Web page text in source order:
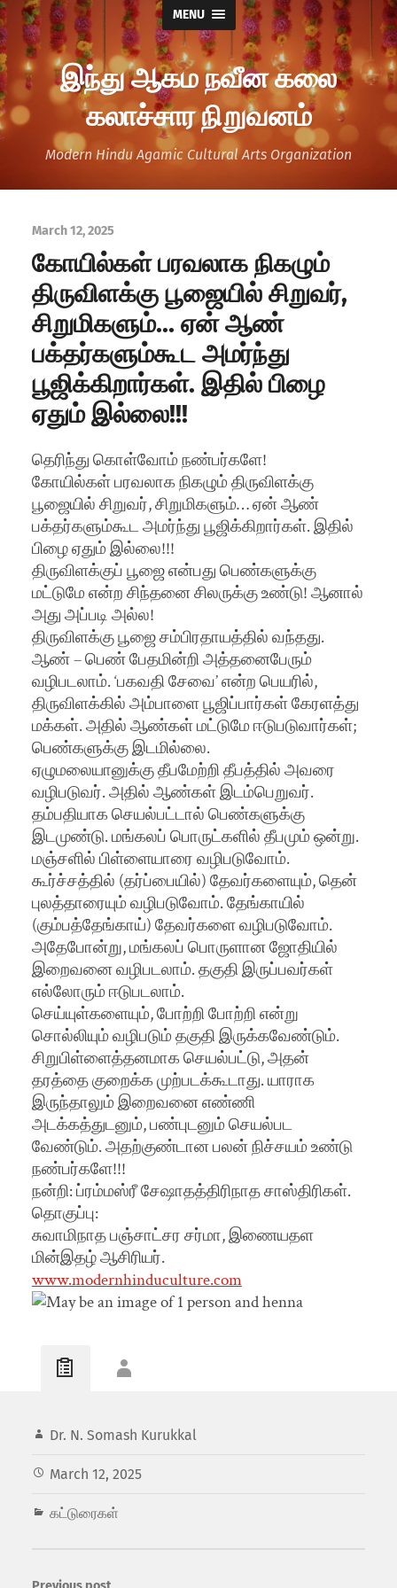
MENU
இந்து ஆகம நவீன கலை
கலாச்சார நிறுவனம்
Modern Hindu Agamic Cultural Arts Organization
March 12, 2025
கோயில்கள் பரவலாக நிகழும்
திருவிளக்கு பூஜையில் சிறுவர்,
சிறுமிகளும்… ஏன் ஆண்
பக்தர்களும்கூட அமர்ந்து
பூஜிக்கிறார்கள். இதில் பிழை
ஏதும் இல்லை!!!
தெரிந்து கொள்வோம் நண்பர்களே!
கோயில்கள் பரவலாக நிகழும் திருவிளக்கு
பூஜையில் சிறுவர், சிறுமிகளும்… ஏன் ஆண்
பக்தர்களும்கூட அமர்ந்து பூஜிக்கிறார்கள். இதில்
பிழை ஏதும் இல்லை!!!
திருவிளக்குப் பூஜை என்பது பெண்களுக்கு
மட்டுமே என்ற சிந்தனை சிலருக்கு உண்டு! ஆனால்
அது அப்படி அல்ல!
திருவிளக்கு பூஜை சம்பிரதாயத்தில் வந்தது.
ஆண் – பெண் பேதமின்றி அத்தனைபேரும்
வழிபடலாம். ‘பகவதி சேவை’ என்ற பெயரில்,
திருவிளக்கில் அம்பாளை பூஜிப்பார்கள் கேரளத்து
மக்கள். அதில் ஆண்கள் மட்டுமே ஈடுபடுவார்கள்;
பெண்களுக்கு இடமில்லை.
ஏழுமலையானுக்கு தீபமேற்றி தீபத்தில் அவரை
வழிபடுவர். அதில் ஆண்கள் இடம்பெறுவர்.
தம்பதியாக செயல்பட்டால் பெண்களுக்கு
இடமுண்டு. மங்கலப் பொருட்களில் தீபமும் ஒன்று.
மஞ்சளில் பிள்ளையாரை வழிபடுவோம்.
கூர்ச்சத்தில் (தர்ப்பையில்) தேவர்களையும், தென்
புலத்தாரையும் வழிபடுவோம். தேங்காயில்
(கும்பத்தேங்காய்) தேவர்களை வழிபடுவோம்.
அதேபோன்று, மங்கலப் பொருளான ஜோதியில்
இறைவனை வழிபடலாம். தகுதி இருப்பவர்கள்
எல்லோரும் ஈடுபடலாம்.
செய்யுள்களையும், போற்றி போற்றி என்று
சொல்லியும் வழிபடும் தகுதி இருக்கவேண்டும்.
சிறுபிள்ளைத்தனமாக செயல்பட்டு, அதன்
தரத்தை குறைக்க முற்படக்கூடாது. யாராக
இருந்தாலும் இறைவனை எண்ணி
அடக்கத்துடனும், பண்புடனும் செயல்பட
வேண்டும். அதற்குண்டான பலன் நிச்சயம் உண்டு
நண்பர்களே!!!
நன்றி: ப்ரம்மஸ்ரீ சேஷாதத்திரிநாத சாஸ்திரிகள்.
தொகுப்பு:
சுவாமிநாத பஞ்சாட்சர சர்மா, இணையதள
மின்இதழ் ஆசிரியர்.
www.modernhinduculture.com
Dr. N. Somash Kurukkal
March 12, 2025
கட்டுரைகள்